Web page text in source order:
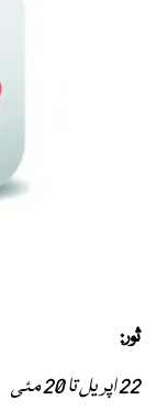
ثور:
22 اپریل تا 20 مئی